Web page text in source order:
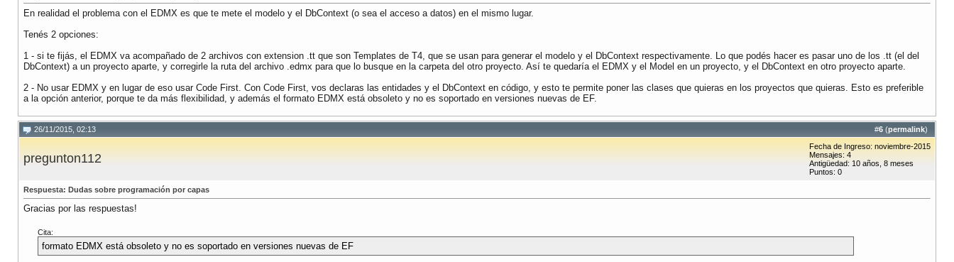
En realidad el problema con el EDMX es que te mete el modelo y el DbContext (o sea el acceso a datos) en el mismo lugar.
Tenés 2 opciones:
1 - si te fijás, el EDMX va acompañado de 2 archivos con extension .tt que son Templates de T4, que se usan para generar el modelo y el DbContext respectivamente. Lo que podés hacer es pasar uno de los .tt (el del
DbContext) a un proyecto aparte, y corregirle la ruta del archivo .edmx para que lo busque en la carpeta del otro proyecto. Así te quedaría el EDMX y el Model en un proyecto, y el DbContext en otro proyecto aparte.
2 - No usar EDMX y en lugar de eso usar Code First. Con Code First, vos declaras las entidades y el DbContext en código, y esto te permite poner las clases que quieras en los proyectos que quieras. Esto es preferible
a la opción anterior, porque te da más flexibilidad, y además el formato EDMX está obsoleto y no es soportado en versiones nuevas de EF.
#6 (permalink)
26/11/2015, 02:13
pregunton112
Fecha de Ingreso: noviembre-2015
Mensajes: 4
Antigüedad: 10 años, 8 meses
Puntos: 0
Respuesta: Dudas sobre programación por capas
Gracias por las respuestas!
Cita:
formato EDMX está obsoleto y no es soportado en versiones nuevas de EF